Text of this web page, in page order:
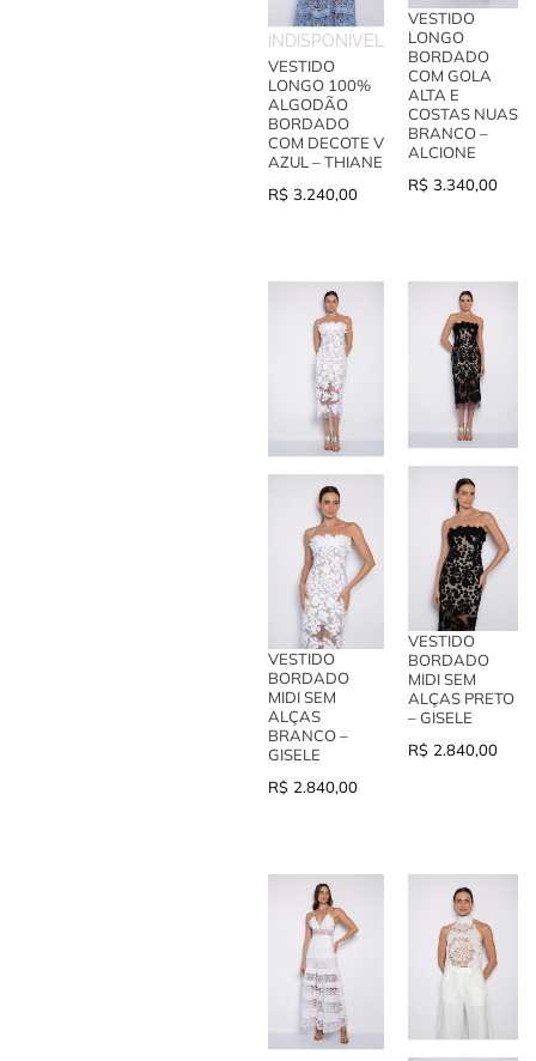
INDISPONÍVEL
VESTIDO
LONGO 100%
ALGODÃO
BORDADO
COM DECOTE V
AZUL – THIANE
R$ 3.240,00
VESTIDO
LONGO
BORDADO
COM GOLA
ALTA E
COSTAS NUAS
BRANCO –
ALCIONE
R$ 3.340,00
VESTIDO
BORDADO
MIDI SEM
ALÇAS
BRANCO –
GISELE
R$ 2.840,00
VESTIDO
BORDADO
MIDI SEM
ALÇAS PRETO
– GISELE
R$ 2.840,00